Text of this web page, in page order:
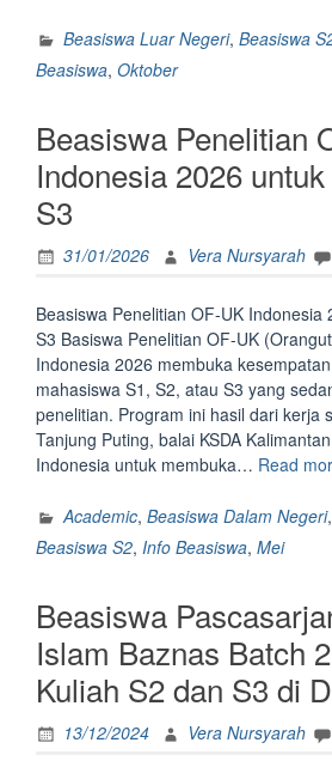
(UQGRSS)
–
of
Queensland
untuk
dan
di
Australia”
Beasiswa Luar Negeri, Beasiswa
Beasiswa, Oktober
Beasiswa Penelitian
Indonesia 2026
S3
31/01/2026 Vera Nursyarah
Beasiswa Penelitian OF-UK Indonesia
S3 Basiswa Penelitian OF-UK
Indonesia 2026 membuka
mahasiswa S1, S2, atau S3 yang
penelitian. Program ini hasil dari kerja
Tanjung Puting, balai KSDA
Indonesia untuk membuka… Read
Academic, Beasiswa Dalam Negeri,
Beasiswa S2, Info Beasiswa, Mei
Beasiswa
Islam Baznas Batch
Kuliah S2 dan S3 di
13/12/2024 Vera Nursyarah